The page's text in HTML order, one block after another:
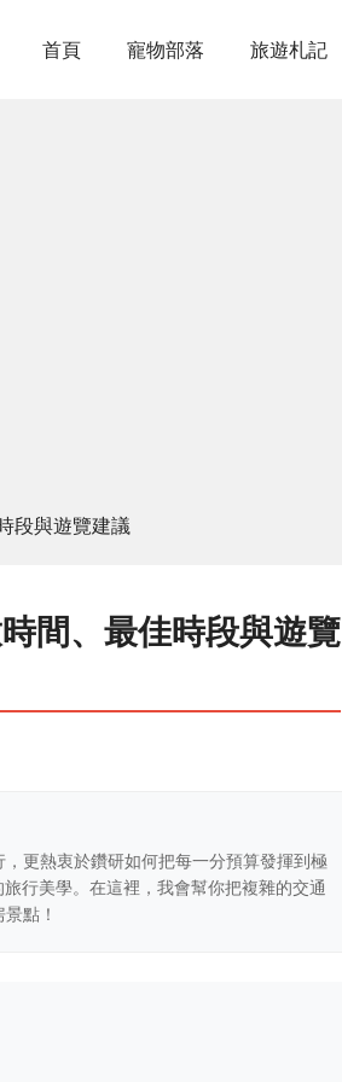
首頁 寵物部落 旅遊札記
段與遊覽建議
間、最佳時段與遊覽
更熱衷於鑽研如何把每一分預算發揮到極
行美學。在這裡，我會幫你把複雜的交通
點！